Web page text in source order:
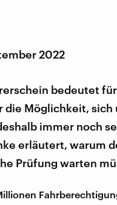
2022
bedeutet
die Möglichkeit, sich
immer noch
erläutert, warum
Prüfung warten